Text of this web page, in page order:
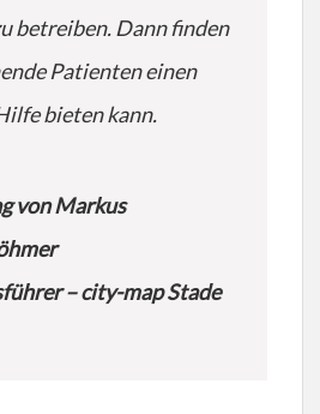
betreiben. Dann finden
Patienten einen
bieten kann.
von Markus
– city-map Stade